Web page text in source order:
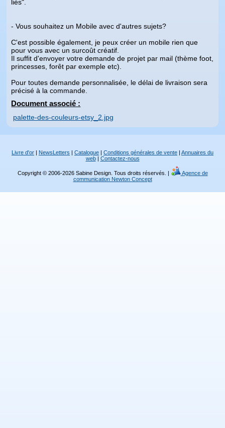
liés".
- Vous souhaitez un Mobile avec d'autres sujets?
C'est possible également, je peux créer un mobile rien que
pour vous avec un surcoût créatif.
Il suffit d'envoyer votre demande de projet par mail (thème foot,
princesses, forêt par exemple etc).
Pour toutes demande personnalisée, le délai de livraison sera
précisé à la commande.
Document associé :
palette-des-couleurs-etsy_2.jpg
Livre d'or | NewsLetters | Catalogue | Conditions générales de vente | Annuaires du
web| Contactez-nous
Copyright © 2006-2026 Sabine Design. Tous droits réservés. |
Agence de
communication Newton Concept